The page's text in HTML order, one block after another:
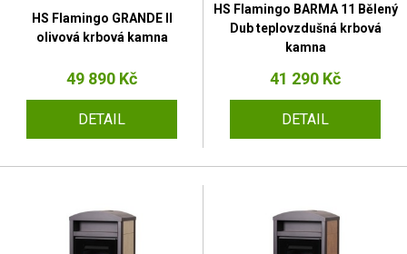
HS Flamingo GRANDE II
olivová krbová kamna
49 890 Kč
DETAIL
HS Flamingo BARMA 11 Bělený
Dub teplovzdušná krbová
kamna
41 290 Kč
DETAIL